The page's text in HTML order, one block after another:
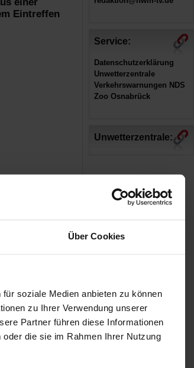
Über Cookies
soziale Medien anbieten zu können
zu Ihrer Verwendung unserer
Partner führen diese Informationen
die sie im Rahmen Ihrer Nutzung
Eintreffen
Service:
Datenschutzerklärung
Unwetterzentrale
Verkehrswarnungen NDS
Zoo Osnabrück
Unwetterzentrale: